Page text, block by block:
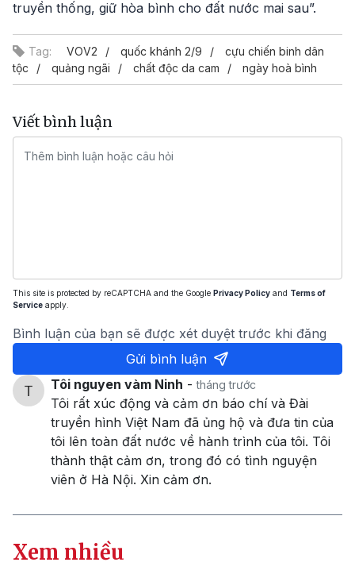
truyền thống, giữ hòa bình cho đất nước mai sau”.
Tag: VOV2 quốc khánh 2/9
cựu chiến binh dân
tộc
quảng ngãi chất độc da cam ngày hoà bình
Viết bình luận
This site is protected by reCAPTCHA and the Google Privacy Policy and Terms of
Service apply.
Bình luận của bạn sẽ được xét duyệt trước khi đăng
Gửi bình luận
Tôi nguyen vàm Ninh -tháng trước
Tôi rất xúc động và cảm ơn báo chí và Đài
truyền hình Việt Nam đã ủng hộ và đưa tin của
tôi lên toàn đất nước về hành trình của tôi. Tôi
thành thật cảm ơn, trong đó có tình nguyện
viên ở Hà Nội. Xin cảm ơn.
Xem nhiều